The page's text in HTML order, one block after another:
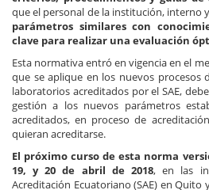
que el personal de la institución, interno
parámetros similares con
clave para realizar una evaluación
Esta normativa entró en vigencia en el
que se aplique en los nuevos procesos
laboratorios acreditados por el SAE,
gestión a los nuevos parámetros
acreditados, en proceso de
quieran acreditarse.
El próximo curso de esta norma
19, y 20 de abril de 2018, en las
Acreditación Ecuatoriano (SAE) en